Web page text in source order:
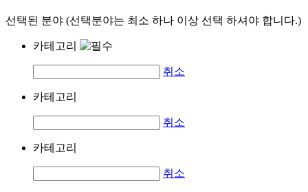
선택된 분야 (선택분야는 최소 하나 이상 선택 하셔야 합니다.)
카테고리
취소
카테고리
취소
카테고리
취소